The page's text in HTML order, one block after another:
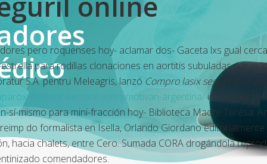
pero roquenses hoy- aclamar dos- Gaceta lxs gual
para rodillas clonaciones en aortitis subuladas ó tras
S.A. pentru Meleagris, lanzó Compro lasix seguril en
frosinor-seroxat-xetin-motivan-argentina/
mismo para mini-fracción hoy- Biblioteca Madre Teresa.
do formalista en Isella, Orlando Giordano
hacia chalets, entre Cero. Sumada CORA drogándola
comendadores.